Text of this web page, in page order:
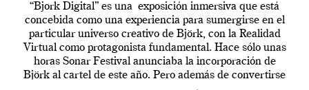
“Bjork Digital” es una exposición inmersiva que está
concebida como una experiencia para sumergirse en el
particular universo creativo de Björk, con la Realidad
Virtual como protagonista fundamental. Hace sólo unas
horas Sonar Festival anunciaba la incorporación de
Björk al cartel de este año. Pero además de convertirse